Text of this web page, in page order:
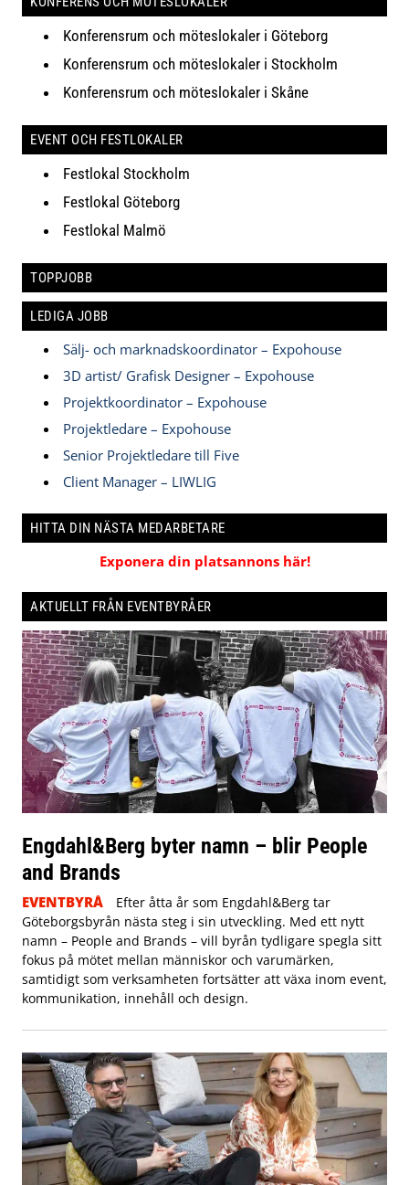
Konferensrum och möteslokaler i Göteborg
Konferensrum och möteslokaler i Stockholm
Konferensrum och möteslokaler i Skåne
EVENT OCH FESTLOKALER
Festlokal Stockholm
Festlokal Göteborg
Festlokal Malmö
TOPPJOBB
LEDIGA JOBB
Sälj- och marknadskoordinator – Expohouse
3D artist/ Grafisk Designer – Expohouse
Projektkoordinator – Expohouse
Projektledare – Expohouse
Senior Projektledare till Five
Client Manager – LIWLIG
HITTA DIN NÄSTA MEDARBETARE
Exponera din platsannons här!
AKTUELLT FRÅN EVENTBYRÅER
Engdahl&Berg byter namn – blir People
and Brands
EVENTBYRÅ
Efter åtta år som Engdahl&Berg tar
Göteborgsbyrån nästa steg i sin utveckling. Med ett nytt
namn – People and Brands – vill byrån tydligare spegla sitt
fokus på mötet mellan människor och varumärken,
samtidigt som verksamheten fortsätter att växa inom event,
kommunikation, innehåll och design.